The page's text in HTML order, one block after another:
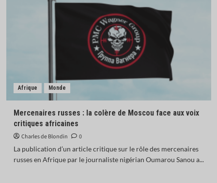
Afrique Monde
Mercenaires russes : la colère de Moscou face aux voix
critiques africaines
Charles de Blondin
0
La publication d’un article critique sur le rôle des mercenaires
russes en Afrique par le journaliste nigérian Oumarou Sanou a...